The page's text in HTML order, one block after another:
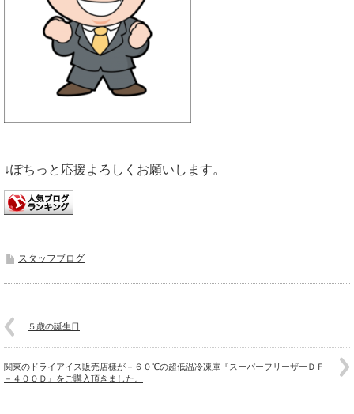
↓ぽちっと応援よろしくお願いします。
スタッフブログ
５歳の誕生日
関東のドライアイス販売店様が－６０℃の超低温冷凍庫『スーパーフリーザーＤＦ
－４００Ｄ』をご購入頂きました。